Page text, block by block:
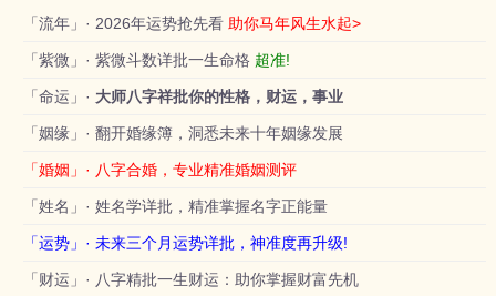
「流年」· 2026年运势抢先看 助你马年风生水起>
「紫微」· 紫微斗数详批一生命格 超准!
「命运」· 大师八字祥批你的性格，财运，事业
「姻缘」· 翻开婚缘簿，洞悉未来十年姻缘发展
「婚姻」· 八字合婚，专业精准婚姻测评
「姓名」· 姓名学详批，精准掌握名字正能量
「运势」· 未来三个月运势详批，神准度再升级!
「财运」· 八字精批一生财运：助你掌握财富先机